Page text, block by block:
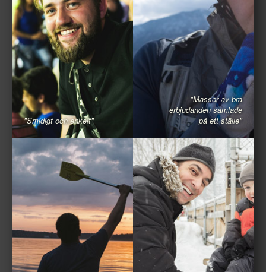
"Smidigt och enkelt"
"Massor av bra
erbjudanden samlade
på ett ställe"